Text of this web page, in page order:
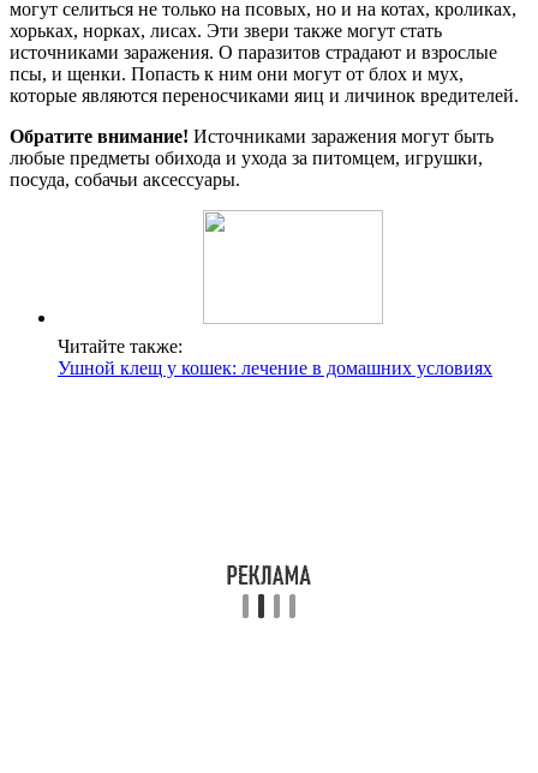
могут селиться не только на псовых, но и на котах, кроликах,
хорьках, норках, лисах. Эти звери также могут стать
источниками заражения. О паразитов страдают и взрослые
псы, и щенки. Попасть к ним они могут от блох и мух,
которые являются переносчиками яиц и личинок вредителей.
Обратите внимание! Источниками заражения могут быть
любые предметы обихода и ухода за питомцем, игрушки,
посуда, собачьи аксессуары.
Читайте также:
Ушной клещ у кошек: лечение в домашних условиях